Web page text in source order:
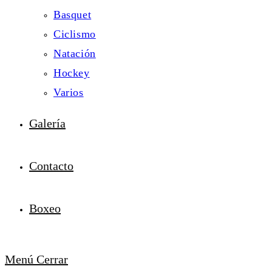
Basquet
Ciclismo
Natación
Hockey
Varios
Galería
Contacto
Boxeo
Menú Cerrar